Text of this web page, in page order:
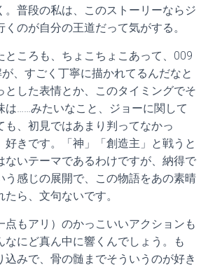
。普段の私は、このストーリーならジ
のが自分の王道だって気がする。
ところも、ちょこちょこあって、009
、すごく丁寧に描かれてるんだなと
とした表情とか、このタイミングでそ
は……みたいなこと、ジョーに関して
も、初見ではあまり判ってなかっ
好きです。「神」「創造主」と戦うと
ないテーマであるわけですが、納得で
う感じの展開で、この物語をあの素晴
ら、文句ないです。
点もアリ）のかっこいいアクションも
なにど真ん中に響くんでしょう。も
込みで、骨の髄までそういうのが好き